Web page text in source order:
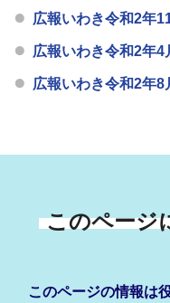
広報いわき令和2年
広報いわき令和2年4
広報いわき令和2年8
このページ
このページの情報は